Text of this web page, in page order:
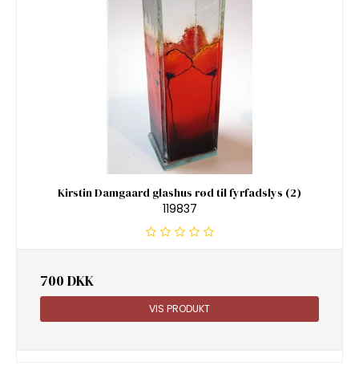
Kirstin Damgaard glashus rød til fyrfadslys (2)
119837
700 DKK
VIS PRODUKT